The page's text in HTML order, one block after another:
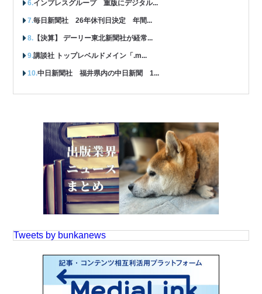
インプレスグループ 重版にデジタル...
毎日新聞社 26年休刊日決定 年間...
【決算】 デーリー東北新聞社が経常...
講談社 トップレベルドメイン「.m...
中日新聞社 福井県内の中日新聞 1...
Tweets by bunkanews